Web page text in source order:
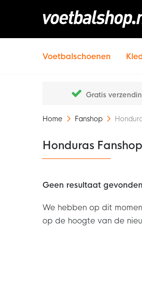
Voetbalschoenen
Gratis
Home Fanshop
Honduras Fanshop
Geen resultaat gevonden
We hebben op dit
op de hoogte van de